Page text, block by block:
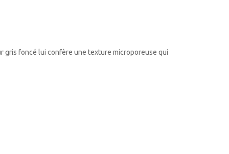
gris foncé lui confère une texture microporeuse qui